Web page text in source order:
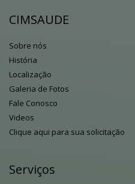
CIMSAUDE
Sobre nós
História
Localização
Galeria de Fotos
Fale Conosco
Videos
Clique aqui para sua solicitação
Serviços